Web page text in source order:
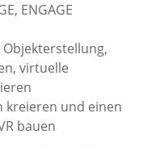
ENGAGE
Objekterstellung,
virtuelle
kreieren und einen
bauen